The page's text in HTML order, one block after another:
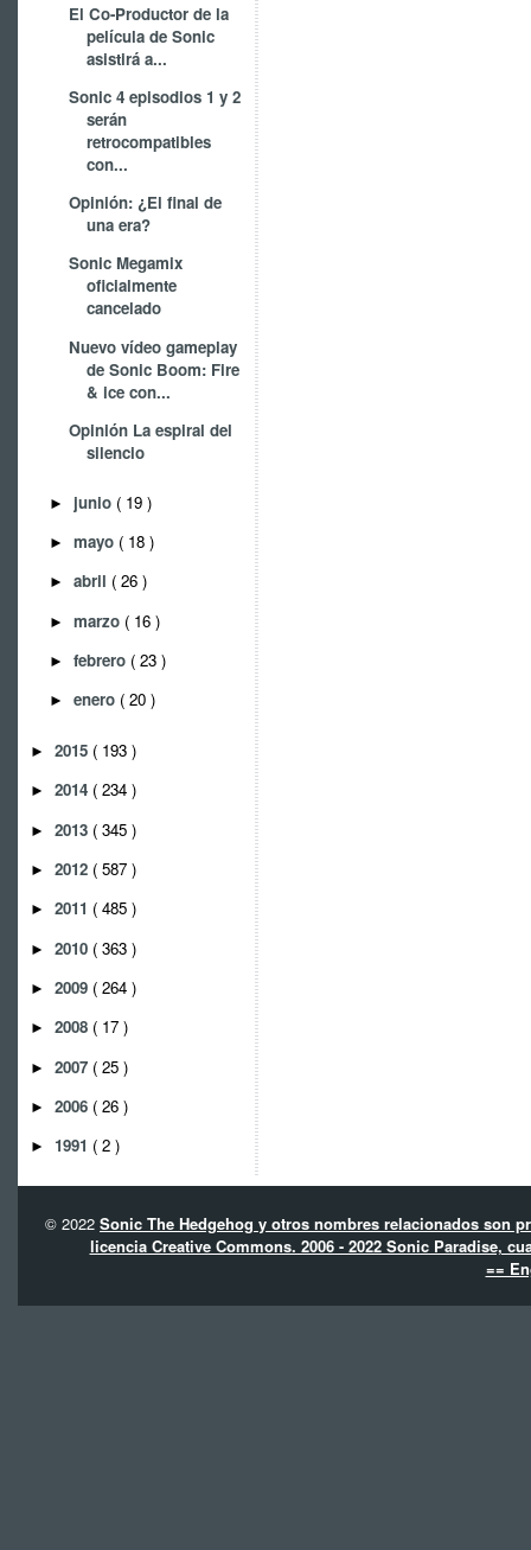
El Co-Productor de la
película de Sonic
asistirá a...
Sonic 4 episodios 1 y 2
serán
retrocompatibles
con...
Opinión: ¿El final de
una era?
Sonic Megamix
oficialmente
cancelado
Nuevo vídeo gameplay
de Sonic Boom: Fire
& ice con...
Opinión La espiral del
silencio
► junio ( 19 )
► mayo ( 18 )
► abril ( 26 )
► marzo ( 16 )
► febrero ( 23 )
► enero ( 20 )
► 2015 ( 193 )
► 2014 ( 234 )
► 2013 ( 345 )
► 2012 ( 587 )
► 2011 ( 485 )
► 2010 ( 363 )
► 2009 ( 264 )
► 2008 ( 17 )
► 2007 ( 25 )
► 2006 ( 26 )
► 1991 ( 2 )
© 2022 Sonic The Hedgehog y otros nombres relacionados son
licencia Creative Commons. 2006 - 2022 Sonic Paradise,
==